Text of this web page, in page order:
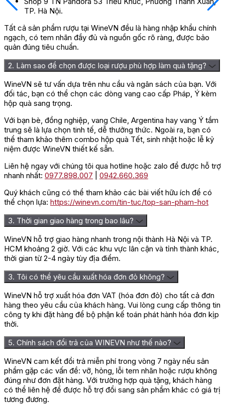
Rượu Champagne
Cách Thưởng Thức Rượu Champagne
HOXXOH Blanc De Blancs
Rượu vang Pháp Champagne HOXXOH Blanc De Blancs thuộc
dòng vang sủi được dùng để mở đầu bữa tiệc vui tươi, sôi động
hơn. Chai vang nổ này có thể uống ngay trực tiếp mà không
cần thời gian để rượu thở trong bình Decanter. Sản phẩm nên
TP. Hà Nội.
Tất cả sản phẩm rượu tại WineVN đều là hàng nhập khẩu chính
ngạch, có tem nhãn đầy đủ và nguồn gốc rõ ràng, được bảo
quản đúng tiêu chuẩn.
2. Làm sao để chọn được loại rượu phù hợp làm quà tặng?
WineVN sẽ tư vấn dựa trên nhu cầu và ngân sách của bạn. Với
đối tác, bạn có thể chọn các dòng vang cao cấp Pháp, Ý kèm
hộp quà sang trọng.
Với bạn bè, đồng nghiệp, vang Chile, Argentina hay vang Ý tầm
trung sẽ là lựa chọn tinh tế, dễ thưởng thức. Ngoài ra, bạn có
thể tham khảo thêm combo hộp quà Tết, sinh nhật hoặc lễ kỷ
niệm được WineVN thiết kế sẵn.
Liên hệ ngay với chúng tôi qua hotline hoặc zalo để được hỗ trợ
nhanh nhất: 0977.898.007
0942.660.369
Quý khách cũng có thể tham khảo các bài viết hữu ích để có
thể chọn lựa: https://winevn.com/tin-tuc/top-san-pham-hot
3. Thời gian giao hàng trong bao lâu?
WineVN hỗ trợ giao hàng nhanh trong nội thành Hà Nội và TP.
HCM khoảng 2 giờ. Với các khu vực lân cận và tỉnh thành khác,
thời gian từ 2-4 ngày tùy địa điểm.
3. Tôi có thể yêu cầu xuất hóa đơn đỏ không?
WineVN hỗ trợ xuất hóa đơn VAT (hóa đơn đỏ) cho tất cả đơn
hàng theo yêu cầu của khách hàng. Vui lòng cung cấp thông tin
công ty khi đặt hàng để bộ phận kế toán phát hành hóa đơn kịp
thời.
5. Chính sách đổi trả của WINEVN như thế nào?
WineVN cam kết đổi trả miễn phí trong vòng 7 ngày nếu sản
phẩm gặp các vấn đề: vỡ, hỏng, lỗi tem nhãn hoặc rượu không
đúng như đơn đặt hàng. Với trường hợp quà tặng, khách hàng
có thể liên hệ để được hỗ trợ đổi sang sản phẩm khác có giá trị
tương đương.